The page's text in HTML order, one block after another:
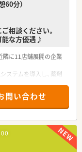
してスキルアップが図
60分）
相談ください。
能な方優遇♪
隣に11店舗展開の企業
ステムを導入し、薬剤
び経験値アップが出来
べる環境です。
問い合わせ